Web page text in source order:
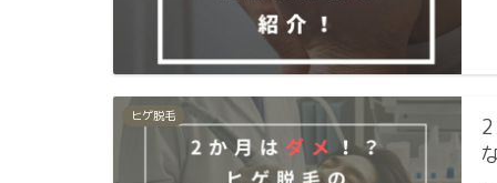
ヒゲ脱毛